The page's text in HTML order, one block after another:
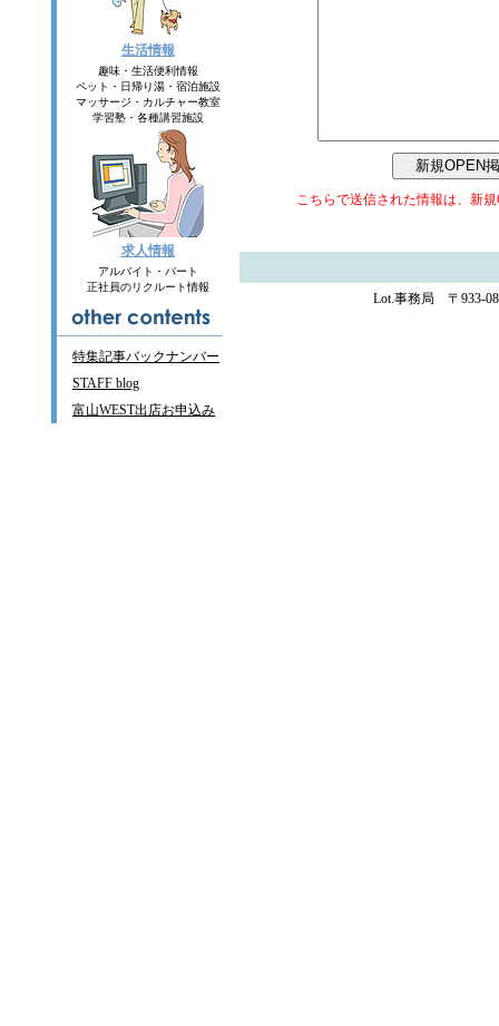
生活情報
趣味・生活便利情報
ペット・日帰り湯・宿泊施設
マッサージ・カルチャー教室
学習塾・各種講習施設
求人情報
アルバイト・パート
正社員のリクルート情報
特集記事バックナンバー
STAFF blog
富山WEST出店お申込み
こちらで送信された情報は、新規
Lot.事務局 〒 933-